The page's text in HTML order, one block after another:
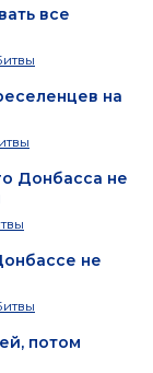
все
на
Донбасса не
не
потом